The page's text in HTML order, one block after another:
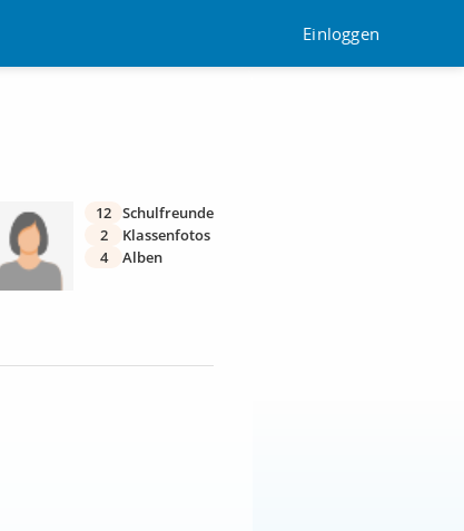
Einloggen
12 Schulfreunde
2
Klassenfotos
4
Alben